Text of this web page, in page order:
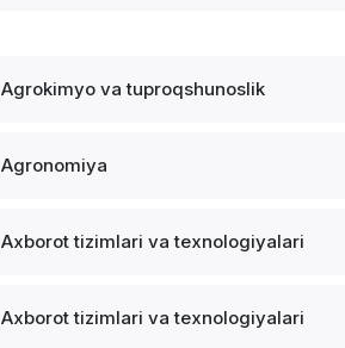
Agrokimyo va tuproqshunoslik
Agronomiya
Axborot tizimlari va texnologiyalari
Axborot tizimlari va texnologiyalari